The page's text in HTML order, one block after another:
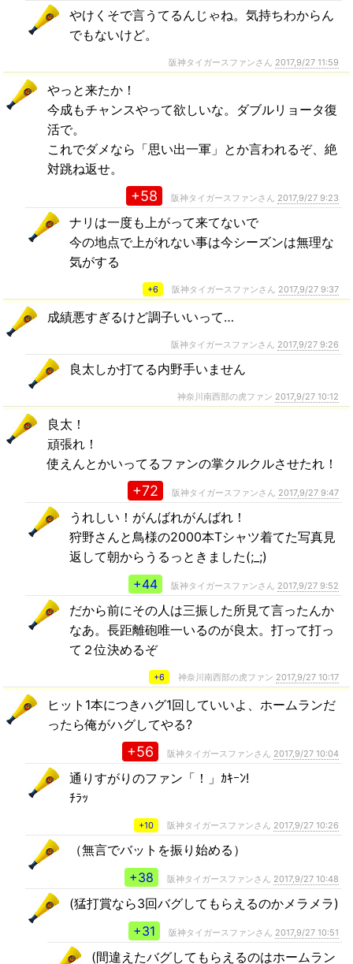
やけくそで言うてるんじゃね。気持ちわからん
でもないけど。
阪神タイガースファンさん 2017,9/27 11:59
やっと来たか！
今成もチャンスやって欲しいな。ダブルリョータ復
活で。
これでダメなら「思い出一軍」とか言われるぞ、絶
対跳ね返せ。
+58 阪神タイガースファンさん 2017,9/27 9:23
ナリは一度も上がって来てないで
今の地点で上がれない事は今シーズンは無理な
気がする
+6 阪神タイガースファンさん 2017,9/27 9:37
成績悪すぎるけど調子いいって…
阪神タイガースファンさん 2017,9/27 9:26
良太しか打てる内野手いません
神奈川南西部の虎ファン 2017,9/27 10:12
良太！
頑張れ！
使えんとかいってるファンの掌クルクルさせたれ！
+72 阪神タイガースファンさん 2017,9/27 9:47
うれしい！がんばれがんばれ！
狩野さんと鳥様の2000本Tシャツ着てた写真見
返して朝からうるっときました(;_;)
+44
阪神タイガースファンさん 2017,9/27 9:52
だから前にその人は三振した所見て言ったんか
なあ。長距離砲唯一いるのが良太。打って打っ
て２位決めるぞ
+6 神奈川南西部の虎ファン 2017,9/27 10:17
ヒット1本につきハグ1回していいよ、ホームランだ
ったら俺がハグしてやる?
+56 阪神タイガースファンさん 2017,9/27 10:04
通りすがりのファン「！」ｶｷｰﾝ!
ﾁﾗｯ
+10 阪神タイガースファンさん 2017,9/27 10:26
（無言でバットを振り始める）
+38
阪神タイガースファンさん 2017,9/27 10:48
(猛打賞なら3回バグしてもらえるのかメラメラ)
+31
阪神タイガースファンさん 2017,9/27 10:51
(間違えたバグしてもらえるのはホームラン